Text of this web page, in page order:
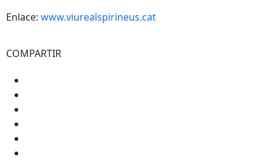
Enlace: www.viurealspirineus.cat
COMPARTIR